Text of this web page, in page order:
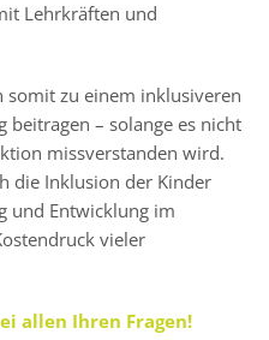
Lehrkräften und
zu einem inklusiveren
beitragen – solange es nicht
missverstanden wird.
die Inklusion der Kinder
und Entwicklung im
vieler
allen Ihren Fragen!